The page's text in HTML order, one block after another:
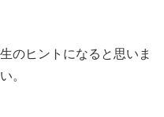
のヒントになると思いま
。